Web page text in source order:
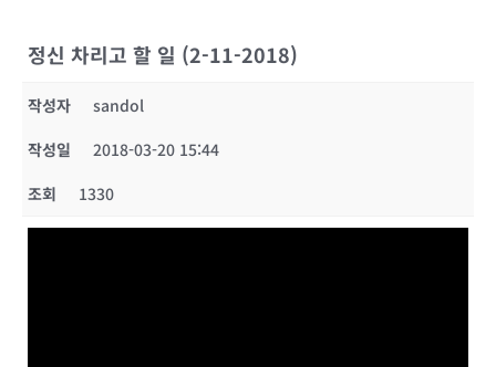
정신 차리고 할 일 (2-11-2018)
작성자
sandol
작성일
2018-03-20 15:44
조회
1330